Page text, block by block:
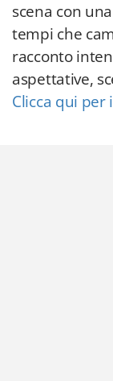
scena con
tempi che
racconto
aspettative,
Clicca qui